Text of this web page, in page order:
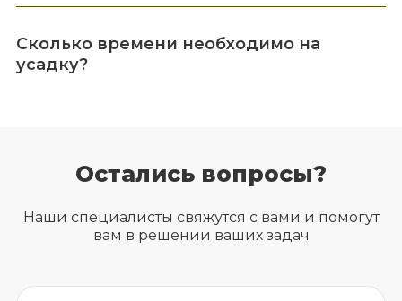
Сколько времени необходимо на
усадку?
Остались вопросы?
Наши специалисты свяжутся с вами и помогут
вам в решении ваших задач